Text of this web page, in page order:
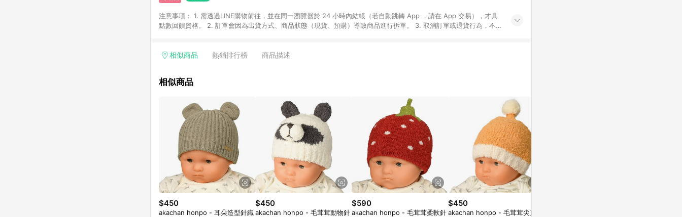
注意事項： 1. 需透過LINE購物前往，並在同一瀏覽器於 24 小時內結帳（若自動跳轉 App ，請在 App 交易），才具
點數回饋資格。 2. 訂單會因為出貨方式、商品狀態（現貨、預購）導致商品進行拆單。 3. 取消訂單或退貨行為，不
LINE購物導購回饋無法與媽咪愛站上折價券並用，若選擇使用折價券，即不得併用LINE購物回饋。 8. 部分指定商品類
/ 外文&英文童書 / 套書專區 / 各式零嘴&堅果&珍珠&果乾&糖果 / 兒童耳機&耳麥 / 水果專區 / 親子理財書單 / 6~8歲
旅遊商品 / 公益商品
相似商品 熱銷排行榜 商品描述
相似商品
$450
akachan honpo - 耳朵造型針織
$450
akachan honpo - 毛茸茸動物針
$590
akachan honpo - 毛茸茸柔軟針
$450
akachan honpo - 毛茸茸尖頂針